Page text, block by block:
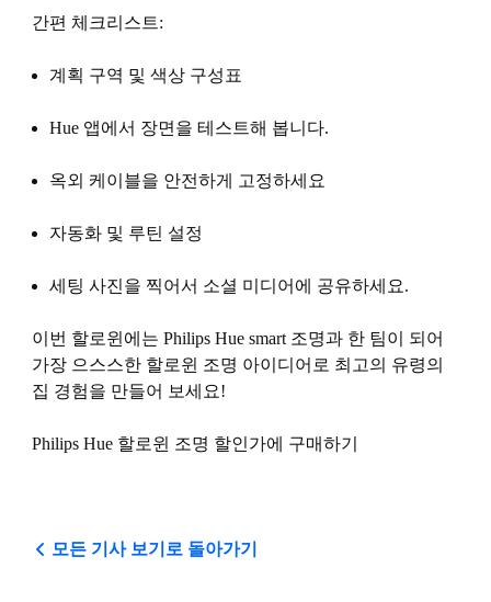
간편 체크리스트:
계획 구역 및 색상 구성표
Hue 앱에서 장면을 테스트해 봅니다.
옥외 케이블을 안전하게 고정하세요
자동화 및 루틴 설정
세팅 사진을 찍어서 소셜 미디어에 공유하세요.
이번 할로윈에는 Philips Hue smart 조명과 한 팀이 되어
가장 으스스한 할로윈 조명 아이디어로 최고의 유령의
집 경험을 만들어 보세요!
Philips Hue 할로윈 조명 할인가에 구매하기
모든 기사 보기로 돌아가기